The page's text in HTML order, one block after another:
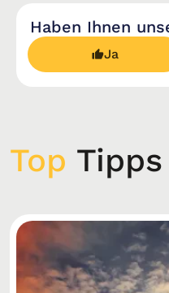
Haben Ihnen
Ja
Top Tipps